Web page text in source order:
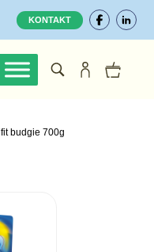
KONTAKT
budgie 700g